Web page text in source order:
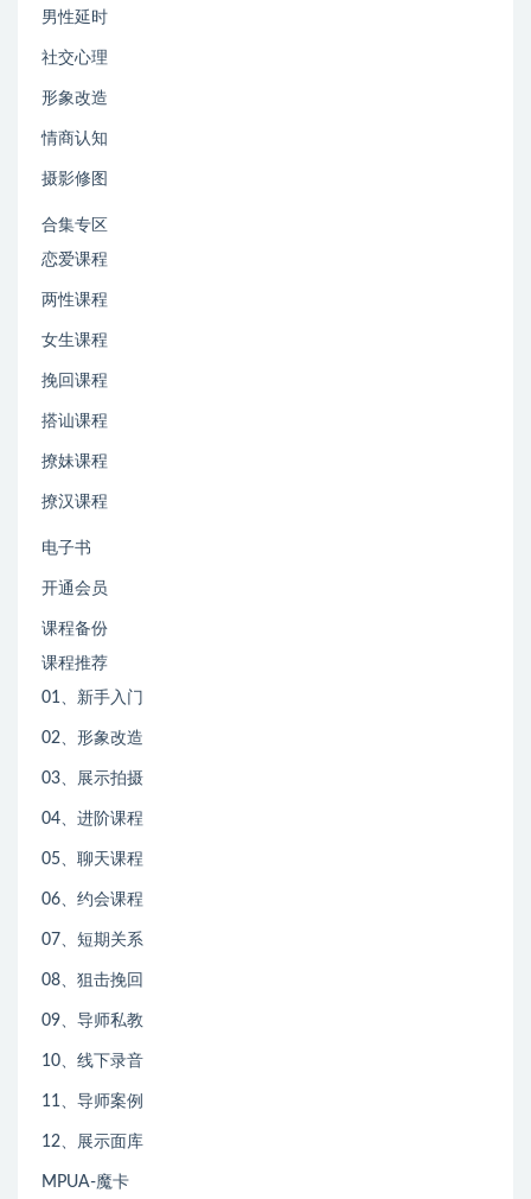
男性延时
社交心理
形象改造
情商认知
摄影修图
合集专区
恋爱课程
两性课程
女生课程
挽回课程
搭讪课程
撩妹课程
撩汉课程
电子书
开通会员
课程备份
课程推荐
01、新手入门
02、形象改造
03、展示拍摄
04、进阶课程
05、聊天课程
06、约会课程
07、短期关系
08、狙击挽回
09、导师私教
10、线下录音
11、导师案例
12、展示面库
MPUA-魔卡